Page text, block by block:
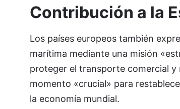
Contribución a la
Los países europeos también
marítima mediante una misión
proteger el transporte comercial y
momento «crucial» para
la economía mundial.